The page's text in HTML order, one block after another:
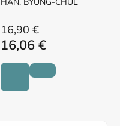
16,90 €
16,06 €